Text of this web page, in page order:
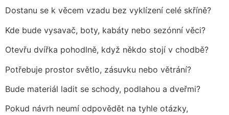
Dostanu se k věcem vzadu bez vyklízení celé skříně?
Kde bude vysavač, boty, kabáty nebo sezónní věci?
Otevřu dvířka pohodlně, když někdo stojí v chodbě?
Potřebuje prostor světlo, zásuvku nebo větrání?
Bude materiál ladit se schody, podlahou a dveřmi?
Pokud návrh neumí odpovědět na tyhle otázky,